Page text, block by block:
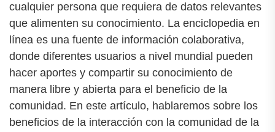
cualquier persona que requiera de datos relevantes
que alimenten su conocimiento. La enciclopedia en
línea es una fuente de información colaborativa,
donde diferentes usuarios a nivel mundial pueden
hacer aportes y compartir su conocimiento de
manera libre y abierta para el beneficio de la
comunidad. En este artículo, hablaremos sobre los
beneficios de la interacción con la comunidad de la